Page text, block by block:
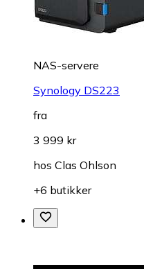
NAS-servere
Synology DS223
fra
3 999 kr
hos Clas Ohlson
+6 butikker